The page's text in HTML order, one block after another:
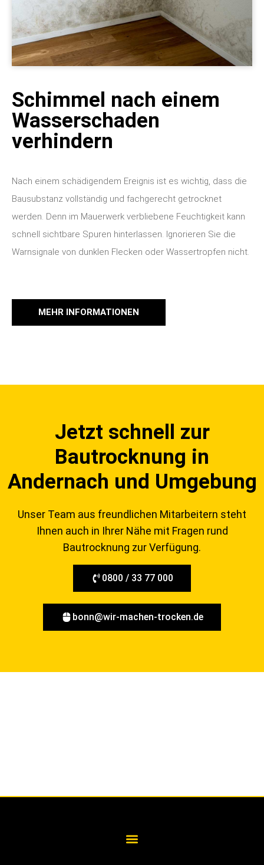
Schimmel nach einem
Wasserschaden
verhindern
Nach einem schädigendem Ereignis ist es wichtig, dass die
Bausubstanz vollständig und fachgerecht getrocknet
werden. Denn im Mauerwerk verbliebene Feuchtigkeit kann
schnell sichtbare Spuren hinterlassen. Ignorieren Sie die
Warnsignale von dunklen Flecken oder Wassertropfen nicht.
MEHR INFORMATIONEN
Jetzt schnell zur
Bautrocknung in
Andernach und Umgebung
Unser Team aus freundlichen Mitarbeitern steht
Ihnen auch in Ihrer Nähe mit Fragen rund
Bautrocknung zur Verfügung.
0800 / 33 77 000
bonn@wir-machen-trocken.de